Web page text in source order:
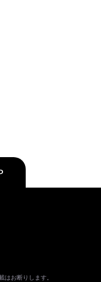
お断りします。